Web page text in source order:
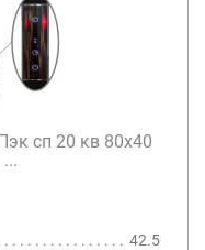
сп 20 кв 80х40
42.5